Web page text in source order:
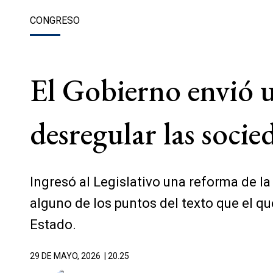
CONGRESO
El Gobierno envió
desregular las
Ingresó al Legislativo una reforma de
alguno de los puntos del texto que el
Estado.
29 DE MAYO, 2026 | 20.25